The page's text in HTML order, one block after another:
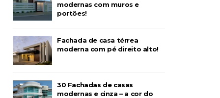
modernas com muros e
portões!
Fachada de casa térrea
moderna com pé direito alto!
30 Fachadas de casas
modernas e cinza – a cor do